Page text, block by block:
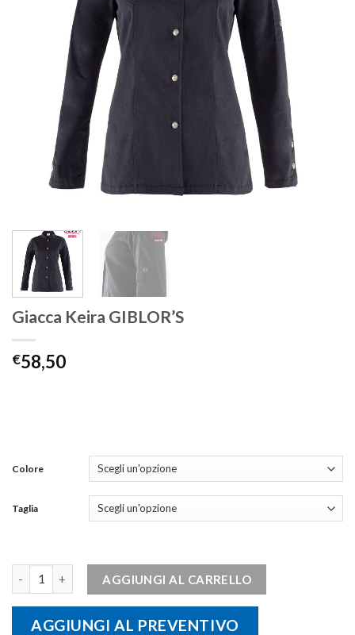
Giacca Keira GIBLOR’S
€58,50
Colore
Taglia
AGGIUNGI AL CARRELLO
AGGIUNGI AL PREVENTIVO